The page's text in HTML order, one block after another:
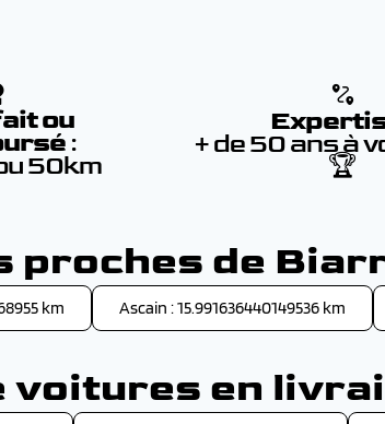
ou
:
50km
+ de 50 ans à
🏆
proches de
km Ascain : 15.991636440149536 km
voitures en